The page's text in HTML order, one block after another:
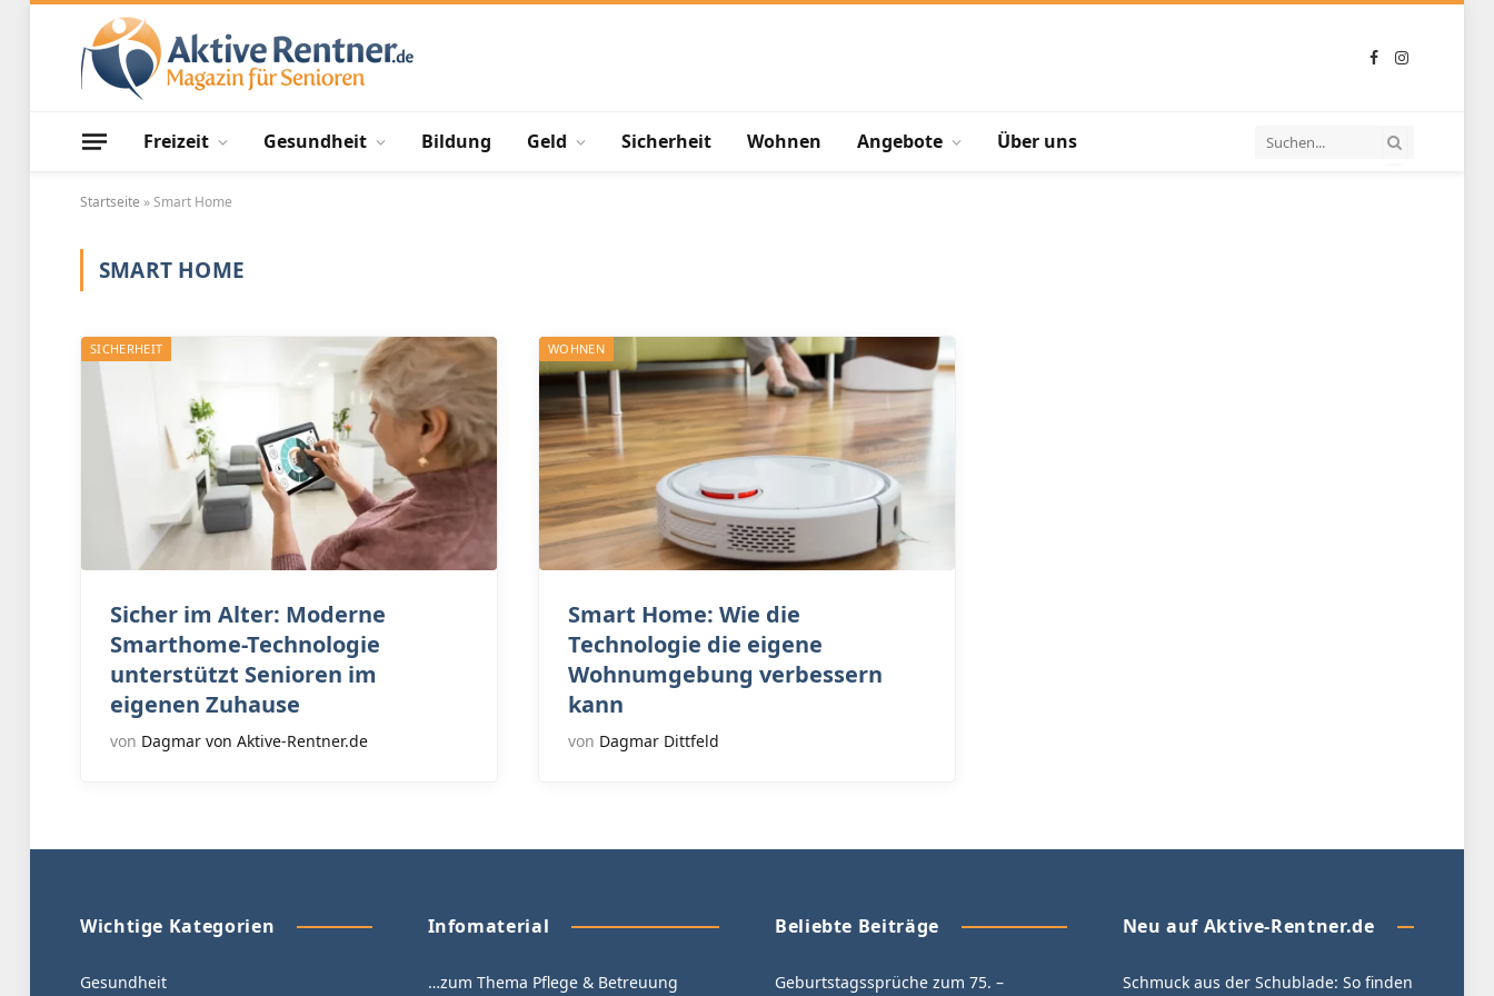
FacebookInstagram
Freizeit Gesundheit Bildung Geld Sicherheit Wohnen Angebote Über uns
Startseite »Smart Home
SMART HOME
SICHERHEIT
Sicher im Alter: Moderne
Smarthome-Technologie
unterstützt Senioren im
eigenen Zuhause
von Dagmar von Aktive-Rentner.de
WOHNEN
Smart Home: Wie die
Technologie die eigene
Wohnumgebung verbessern
kann
von Dagmar Dittfeld
Wichtige Kategorien
Gesundheit
Infomaterial
…zum Thema Pflege & Betreuung
Beliebte Beiträge
Geburtstagssprüche zum 75. –
Neu auf Aktive-Rentner.de
Schmuck aus der Schublade: So finden